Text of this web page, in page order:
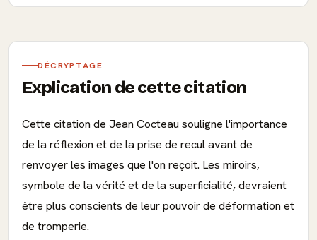
DÉCRYPTAGE
Explication de cette citation
Cette citation de Jean Cocteau souligne l'importance
de la réflexion et de la prise de recul avant de
renvoyer les images que l'on reçoit. Les miroirs,
symbole de la vérité et de la superficialité, devraient
être plus conscients de leur pouvoir de déformation et
de tromperie.